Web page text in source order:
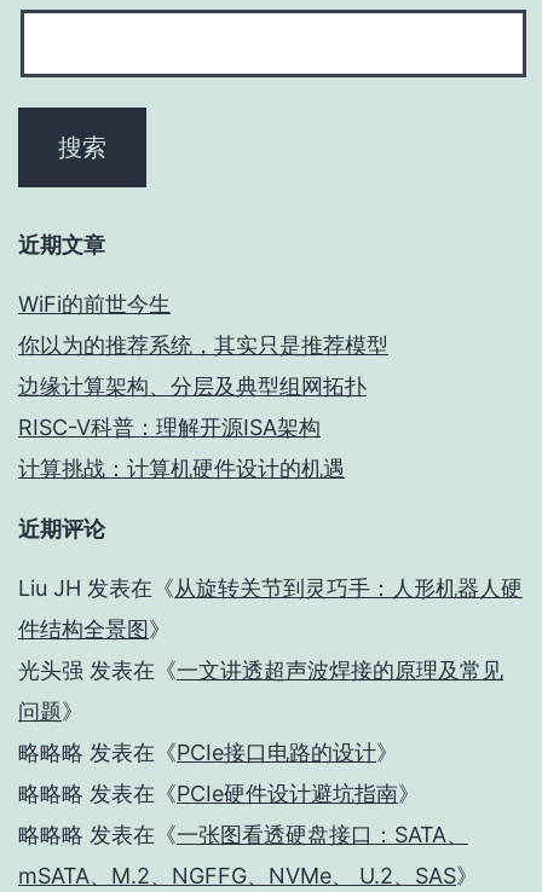
近期文章
WiFi的前世今生
你以为的推荐系统，其实只是推荐模型
边缘计算架构、分层及典型组网拓扑
RISC-V科普：理解开源ISA架构
计算挑战：计算机硬件设计的机遇
近期评论
Liu JH 发表在《从旋转关节到灵巧手：人形机器人硬
件结构全景图》
光头强 发表在《一文讲透超声波焊接的原理及常见
问题》
略略略 发表在《PCIe接口电路的设计》
略略略 发表在《PCIe硬件设计避坑指南》
略略略 发表在《一张图看透硬盘接口：SATA、
mSATA、M.2、NGFFG、NVMe、 U.2、SAS》